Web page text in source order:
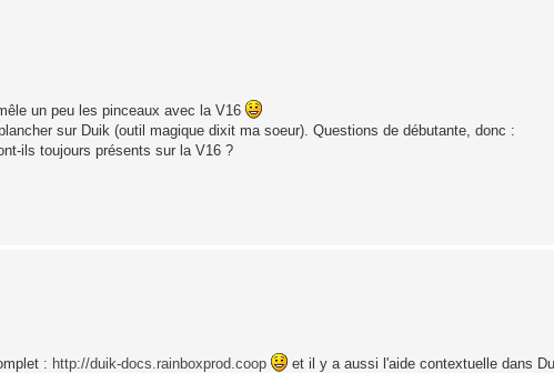
un peu les pinceaux avec la V16
sur Duik (outil magique dixit ma soeur). Questions de débutante, donc :
ils toujours présents sur la V16 ?
: http://duik-docs.rainboxprod.coop et il y a aussi l'aide contextuelle dans